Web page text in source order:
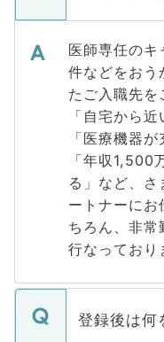
医師専任のキ
件などをおう
たご入職先を
「自宅から
「医療機器
「年収1,500
る」など、
ートナーにお
ちろん、非常
行なっており
登録後は何